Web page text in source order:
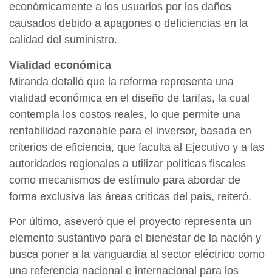
económicamente a los usuarios por los daños
causados debido a apagones o deficiencias en la
calidad del suministro.
​Vialidad económica
​Miranda detalló que la reforma representa una
vialidad económica en el diseño de tarifas, la cual
contempla los costos reales, lo que permite una
rentabilidad razonable para el inversor, basada en
criterios de eficiencia, que faculta al Ejecutivo y a las
autoridades regionales a utilizar políticas fiscales
como mecanismos de estímulo para abordar de
forma exclusiva las áreas críticas del país, reiteró.
​Por último, aseveró que el proyecto representa un
elemento sustantivo para el bienestar de la nación y
busca poner a la vanguardia al sector eléctrico como
una referencia nacional e internacional para los